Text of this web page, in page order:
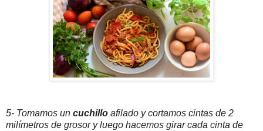
5- Tomamos un cuchillo afilado y cortamos cintas de 2
milímetros de grosor y luego hacemos girar cada cinta de